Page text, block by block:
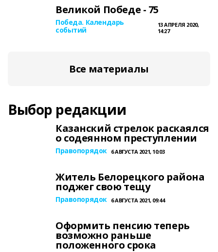
Великой Победе - 75
Победа. Календарь
событий
13 АПРЕЛЯ 2020,
14:27
Все материалы
Выбор редакции
Казанский стрелок раскаялся
о содеянном преступлении
Правопорядок 6 АВГУСТА 2021, 10:03
Житель Белорецкого района
поджег свою тещу
Правопорядок 6 АВГУСТА 2021, 09:44
Оформить пенсию теперь
возможно раньше
положенного срока